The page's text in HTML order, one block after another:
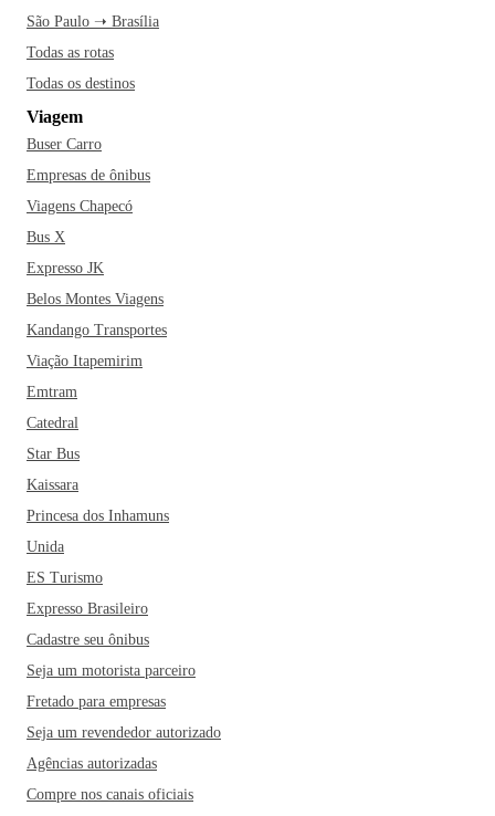
São Paulo ➝ Brasília
Todas as rotas
Todas os destinos
Viagem
Buser Carro
Empresas de ônibus
Viagens Chapecó
Bus X
Expresso JK
Belos Montes Viagens
Kandango Transportes
Viação Itapemirim
Emtram
Catedral
Star Bus
Kaissara
Princesa dos Inhamuns
Unida
ES Turismo
Expresso Brasileiro
Cadastre seu ônibus
Seja um motorista parceiro
Fretado para empresas
Seja um revendedor autorizado
Agências autorizadas
Compre nos canais oficiais